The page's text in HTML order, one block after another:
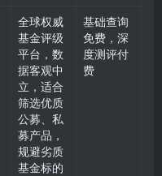
全球权威
基金评级
平台，数
据客观中
立，适合
筛选优质
公募、私
募产品，
规避劣质
基金标的
基础查询
免费，深
度测评付
费